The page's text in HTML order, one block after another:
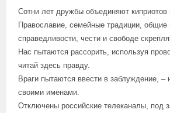
Сотни лет дружбы объединяют киприотов
Православие, семейные традиции, общие
справедливости, чести и свободе
Нас пытаются рассорить, используя
читай здесь правду.
Враги пытаются ввести в заблуждение, –
своими именами.
Отключены российские телеканалы, под